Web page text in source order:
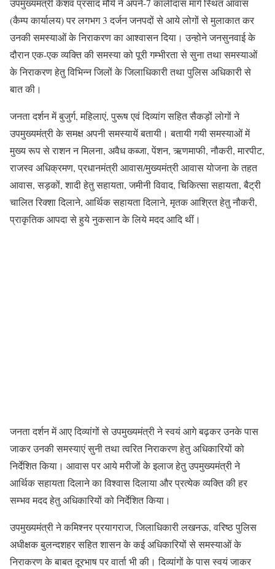
उपमुख्यमंत्री केशव प्रसाद मौर्य ने अपने-7 कालीदास मार्ग स्थित आवास
(कैम्प कार्यालय) पर लगभग 3 दर्जन जनपदों से आये लोगों से मुलाकात कर
उनकी समस्याओं के निराकरण का आश्वासन दिया। उन्होने जनसुनवाई के
दौरान एक-एक व्यक्ति की समस्या को पूरी गम्भीरता से सुना तथा समस्याओं
के निराकरण हेतु विभिन्न जिलों के जिलाधिकारी तथा पुलिस अधिकारी से
बात की।
जनता दर्शन में बुजुर्ग, महिलाएं, पुरूष एवं दिव्यांग सहित सैकड़ों लोगों ने
उपमुख्यमंत्री के समक्ष अपनी समस्यायें बतायी। बतायी गयी समस्याओं में
मुख्य रूप से राशन न मिलना, अवैध कब्जा, पेंशन, ऋणमाफी, नौकरी, मारपीट,
राजस्व अधिक्रमण, प्रधानमंत्री आवास/मुख्यमंत्री आवास योजना के तहत
आवास, सड़कों, शादी हेतु सहायता, जमीनी विवाद, चिकित्सा सहायता, बैट्री
चालित रिक्शा दिलाने, आर्थिक सहायता दिलाने, मृतक आश्रित हेतु नौकरी,
प्राकृतिक आपदा से हुये नुकसान के लिये मदद आदि थीं।
जनता दर्शन में आए दिव्यांगों से उपमुख्यमंत्री ने स्वयं आगे बढ़कर उनके पास
जाकर उनकी समस्याएं सुनी तथा त्वरित निराकरण हेतु अधिकारियों को
निर्देशित किया। आवास पर आये मरीजों के इलाज हेतु उपमुख्यमंत्री ने
आर्थिक सहायता दिलाने का विश्वास दिलाया और प्रत्येक व्यक्ति की हर
सम्भव मदद हेतु अधिकारियों को निर्देशित किया।
उपमुख्यमंत्री ने कमिश्नर प्रयागराज, जिलाधिकारी लखनऊ, वरिष्ठ पुलिस
अधीक्षक बुलन्दशहर सहित शासन के कई अधिकारियों से समस्याओं के
निराकरण के बाबत दूरभाष पर वार्ता भी की। दिव्यांगों के पास स्वयं जाकर